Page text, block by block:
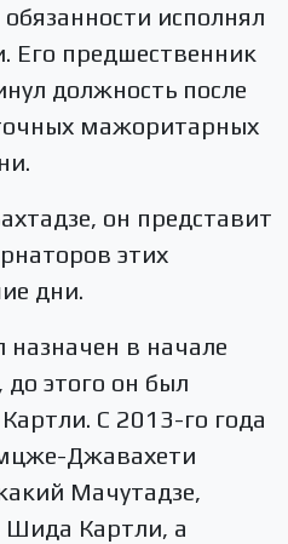
исполнял
Его предшественник
должность после
мажоритарных
он представит
этих
дни.
назначен в начале
этого он был
С 2013-го года
Джавахети
Мачутадзе,
Шида Картли, а